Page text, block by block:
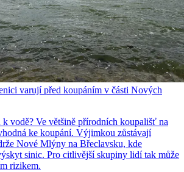
varují před koupáním v části Nových
k vodě? Ve většině přírodních koupališť na
ke koupání. Výjimkou zůstávají
Nové Mlýny na Břeclavsku, kde
sinic. Pro citlivější skupiny lidí tak může
rizikem.